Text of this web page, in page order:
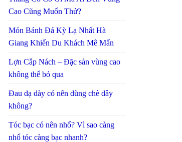
Cao Cũng Muốn Thử?
Món Bánh Đá Kỳ Lạ Nhất Hà
Giang Khiến Du Khách Mê Mẩn
Lợn Cắp Nách – Đặc sản vùng cao
không thể bỏ qua
Đau dạ dày có nên dùng chè dây
không?
Tóc bạc có nên nhổ? Vì sao càng
nhổ tóc càng bạc nhanh?